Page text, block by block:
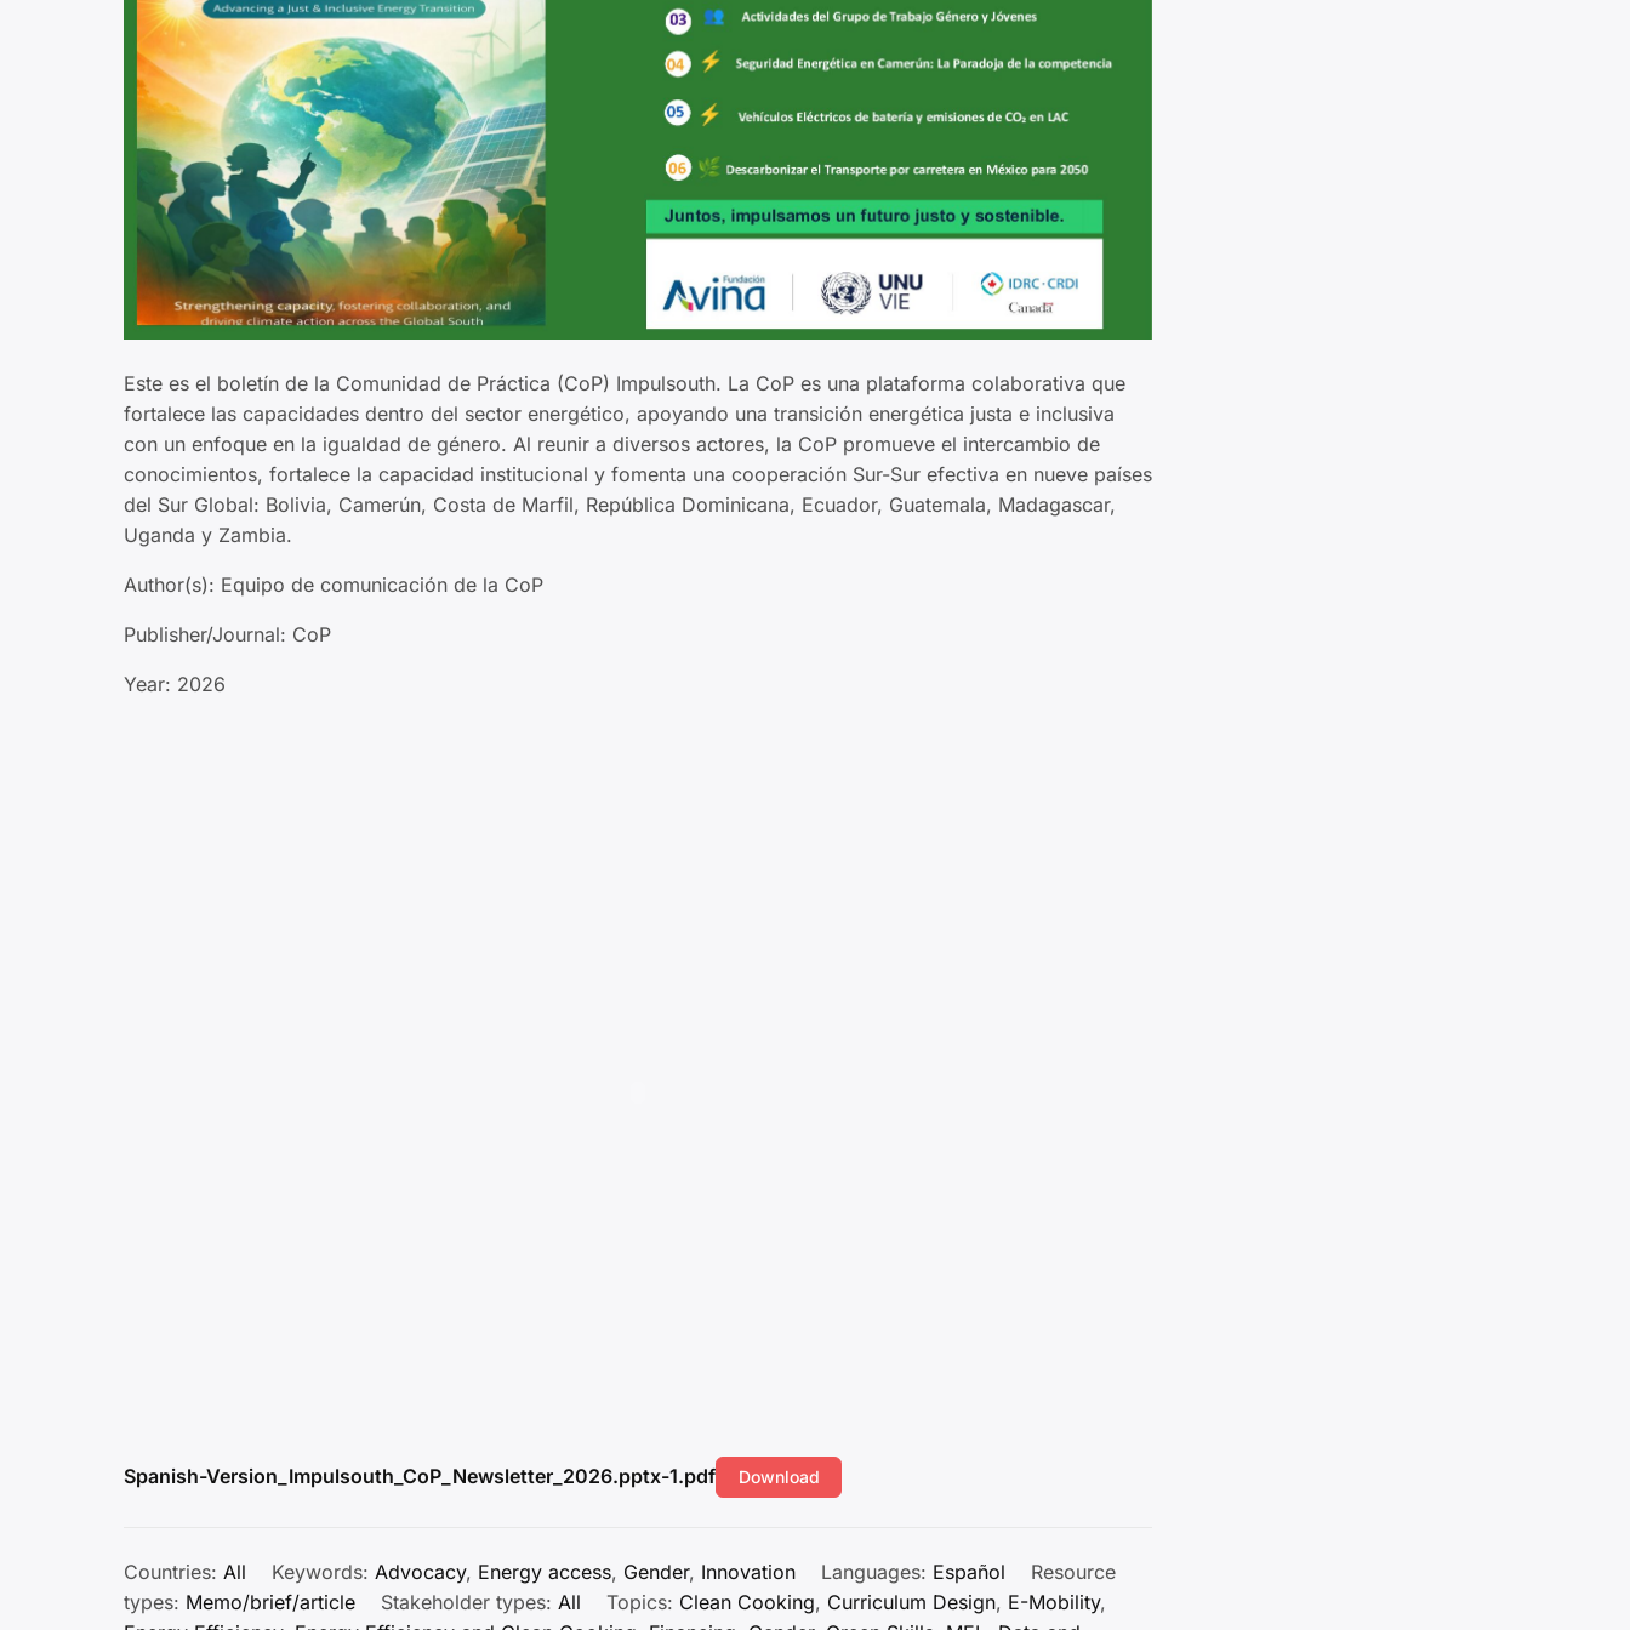
Este es el boletín de la Comunidad de Práctica (CoP) Impulsouth. La CoP es una plataforma colaborativa que
fortalece las capacidades dentro del sector energético, apoyando una transición energética justa e inclusiva
con un enfoque en la igualdad de género. Al reunir a diversos actores, la CoP promueve el intercambio de
conocimientos, fortalece la capacidad institucional y fomenta una cooperación Sur-Sur efectiva en nueve países
del Sur Global: Bolivia, Camerún, Costa de Marfil, República Dominicana, Ecuador, Guatemala, Madagascar,
Uganda y Zambia.
Author(s): Equipo de comunicación de la CoP
Publisher/Journal: CoP
Year: 2026
Spanish-Version_Impulsouth_CoP_Newsletter_2026.pptx-1.pdf Download
Countries: All Keywords: Advocacy, Energy access, Gender, Innovation Languages: Español
Resource
types: Memo/brief/article Stakeholder types: All Topics: Clean Cooking, Curriculum Design, E-Mobility,